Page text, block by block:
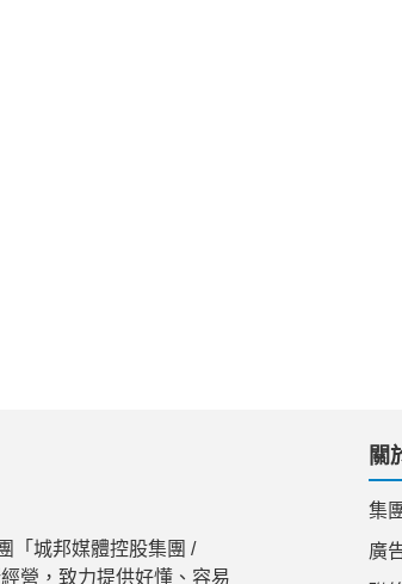
「城邦媒體控股集團 /
營，致力提供好懂、容易
關
集
廣